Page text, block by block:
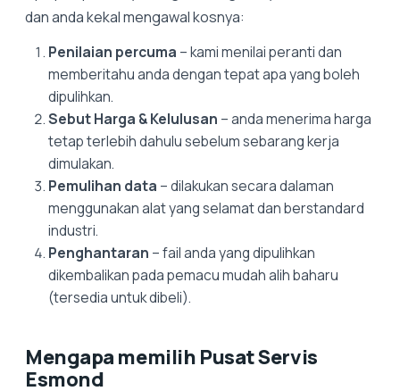
dan anda kekal mengawal kosnya:
Penilaian percuma – kami menilai peranti dan
memberitahu anda dengan tepat apa yang boleh
dipulihkan.
Sebut Harga & Kelulusan – anda menerima harga
tetap terlebih dahulu sebelum sebarang kerja
dimulakan.
Pemulihan data – dilakukan secara dalaman
menggunakan alat yang selamat dan berstandard
industri.
Penghantaran – fail anda yang dipulihkan
dikembalikan pada pemacu mudah alih baharu
(tersedia untuk dibeli).
Mengapa memilih Pusat Servis
Esmond